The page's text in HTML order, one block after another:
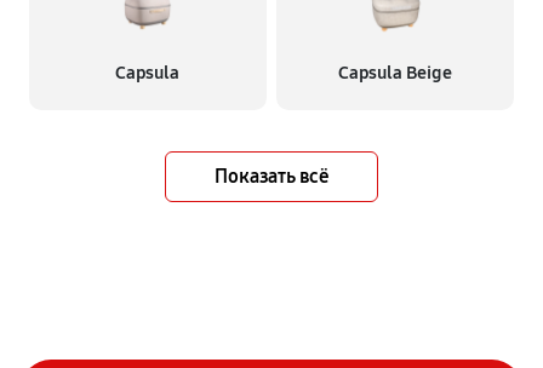
Capsula Capsula Beige
Показать всё